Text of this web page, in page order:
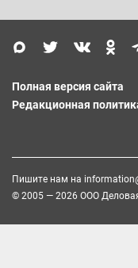
Полная версия сайта
Редакционная
Пишите нам на
© 2005 — 2026 ООО Деловая